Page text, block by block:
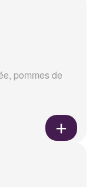
pommes de